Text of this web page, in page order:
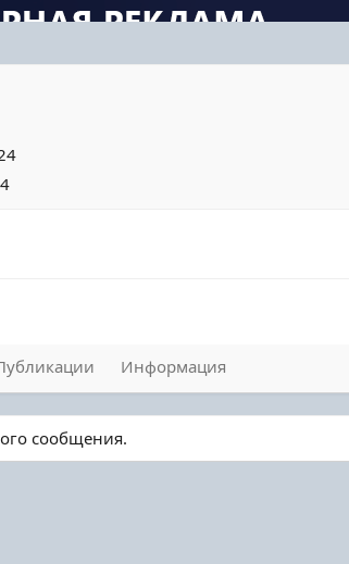
Информация
сообщения.